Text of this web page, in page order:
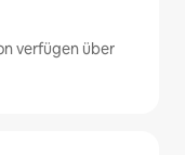
verfügen über